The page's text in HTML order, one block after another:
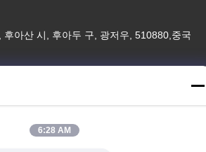
후아산 시, 후아두 구, 광저우, 510880,중국
6:28 AM